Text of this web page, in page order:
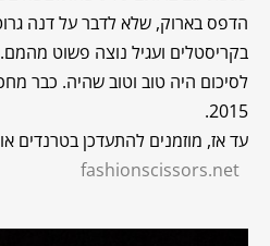
הדפס בארוק, שלא לדבר על דנה
בקריסטלים ועגיל נוצה פשוט מהמם.
לסיכום היה טוב וטוב שהיה. כבר
2015.
עד אז, מוזמנים להתעדכן בטרנדים
fashionscissors.net